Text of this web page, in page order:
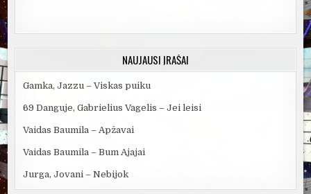
NAUJAUSI ĮRAŠAI
Gamka, Jazzu – Viskas puiku
69 Danguje, Gabrielius Vagelis – Jei leisi
Vaidas Baumila – Apžavai
Vaidas Baumila – Bum Ajajai
Jurga, Jovani – Nebijok